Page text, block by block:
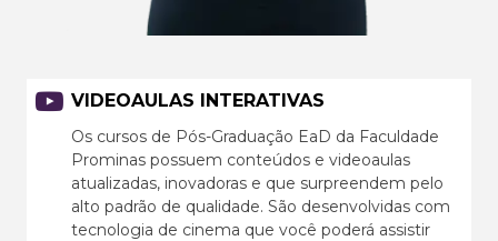
VIDEOAULAS INTERATIVAS
Os cursos de Pós-Graduação EaD da Faculdade
Prominas possuem conteúdos e videoaulas
atualizadas, inovadoras e que surpreendem pelo
alto padrão de qualidade. São desenvolvidas com
tecnologia de cinema que você poderá assistir